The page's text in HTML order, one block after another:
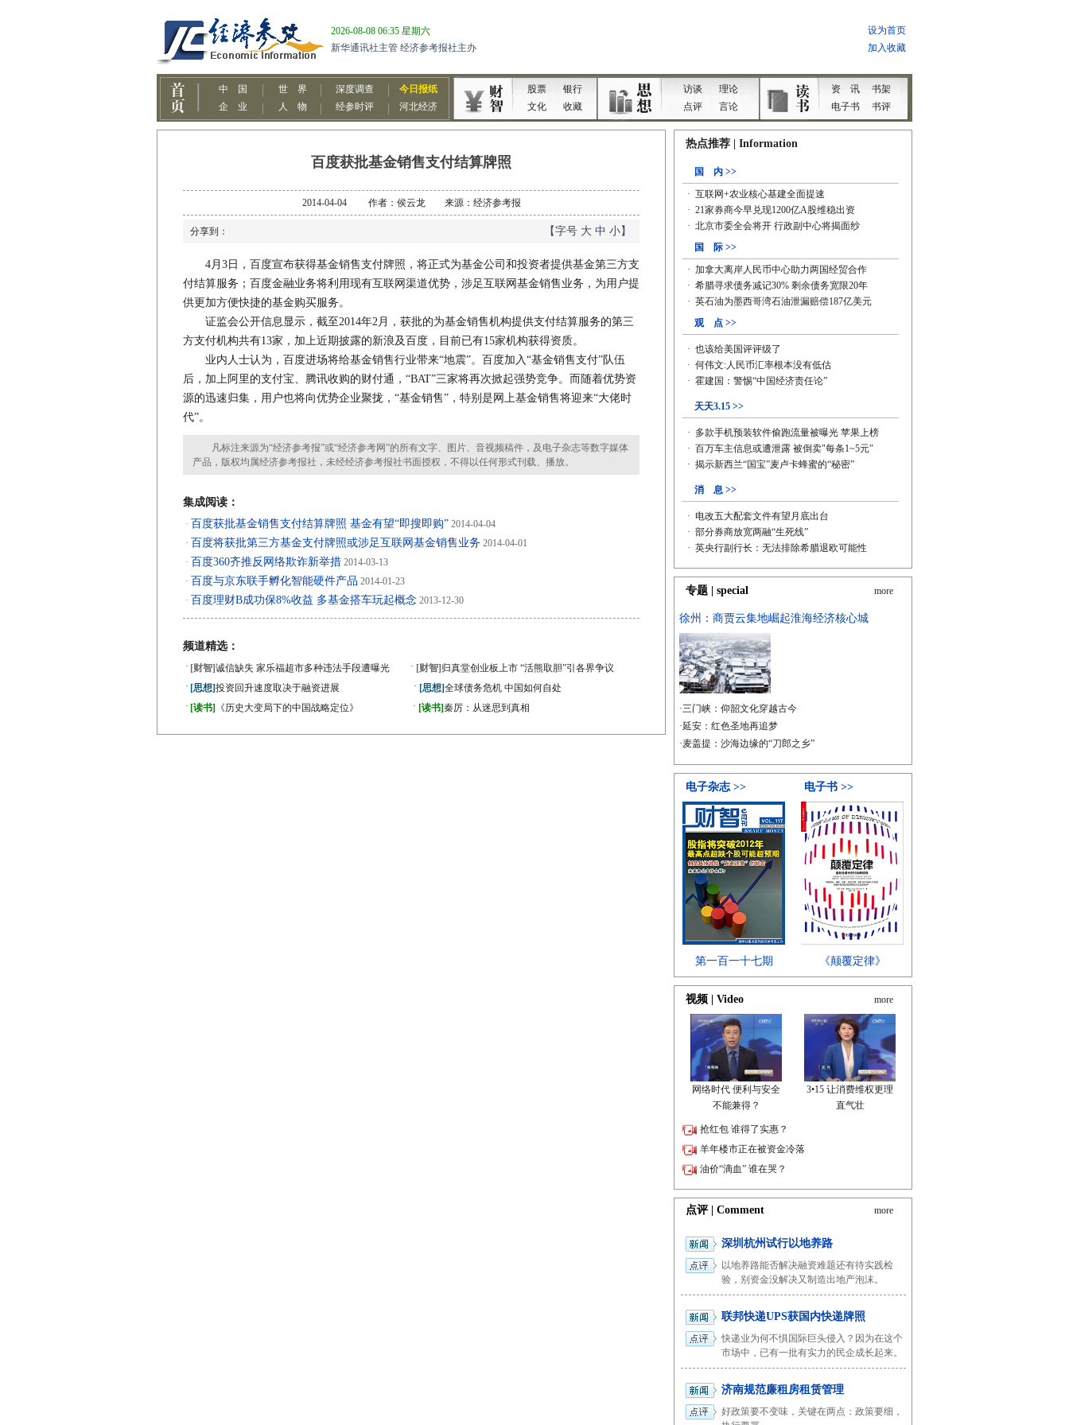
百度获批基金销售支付结算牌照
2014-04-04 作者：侯云龙 来源：经济参考报
分享到： 【字号 大 中 小】
4月3日，百度宣布获得基金销售支付牌照，将正式为基金公司和投资者提供基金第三方支
付结算服务；百度金融业务将利用现有互联网渠道优势，涉足互联网基金销售业务，为用户提
供更加方便快捷的基金购买服务。
证监会公开信息显示，截至2014年2月，获批的为基金销售机构提供支付结算服务的第三
方支付机构共有13家，加上近期披露的新浪及百度，目前已有15家机构获得资质。
业内人士认为，百度进场将给基金销售行业带来“地震”。百度加入“基金销售支付”队伍
后，加上阿里的支付宝、腾讯收购的财付通，“BAT”三家将再次掀起强势竞争。而随着优势资
源的迅速归集，用户也将向优势企业聚拢，“基金销售”，特别是网上基金销售将迎来“大佬时
代”。
凡标注来源为“经济参考报”或“经济参考网”的所有文字、图片、音视频稿件，及电子杂志等数字媒体
产品，版权均属经济参考报社，未经经济参考报社书面授权，不得以任何形式刊载、播放。
集成阅读：
· 百度获批基金销售支付结算牌照 基金有望“即搜即购” 2014-04-04
· 百度将获批第三方基金支付牌照或涉足互联网基金销售业务 2014-04-01
· 百度360齐推反网络欺诈新举措 2014-03-13
· 百度与京东联手孵化智能硬件产品 2014-01-23
· 百度理财B成功保8%收益 多基金搭车玩起概念 2013-12-30
频道精选：
· [财智]诚信缺失 家乐福超市多种违法手段遭曝光 · [财智] 归真堂创业板上市 “活熊取胆”引各界争议
· [思想]投资回升速度取决于融资进展 · [思想]全球债务危机 中国如何自处
· [读书] 《历史大变局下的中国战略定位》 · [读书]秦厉：从迷思到真相